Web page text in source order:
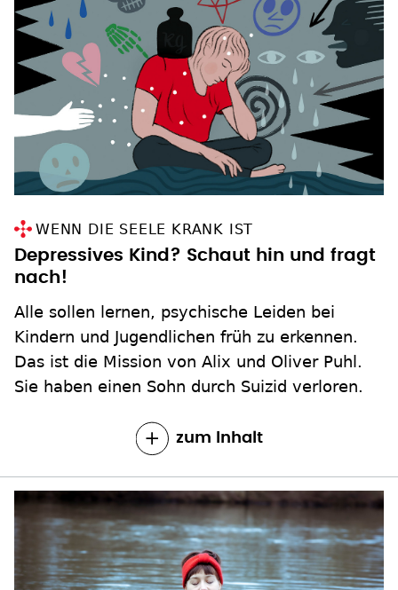
WENN DIE SEELE KRANK IST
Depressives Kind? Schaut hin und fragt
nach!
Alle sollen lernen, psychische Leiden bei
Kindern und Jugendlichen früh zu erkennen.
Das ist die Mission von Alix und Oliver Puhl.
Sie haben einen Sohn durch Suizid verloren.
zum Inhalt